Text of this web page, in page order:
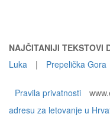
NAJČITANIJI TEKSTOVI
Luka
| Prepelička Gora
Pravila privatnosti
adresu za letovanje u